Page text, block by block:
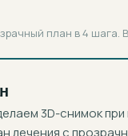
план в 4 шага.
3D-снимок
лечения с